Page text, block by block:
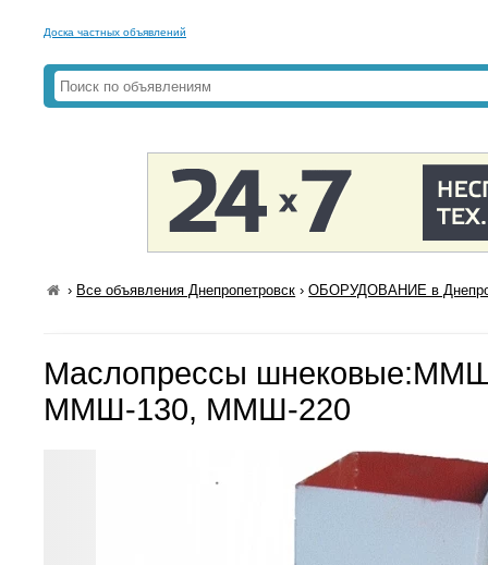
Доска частных объявлений
› Все объявления Днепропетровск ›ОБОРУДОВАНИЕ в
Маслопрессы
ММШ-130, ММШ-220